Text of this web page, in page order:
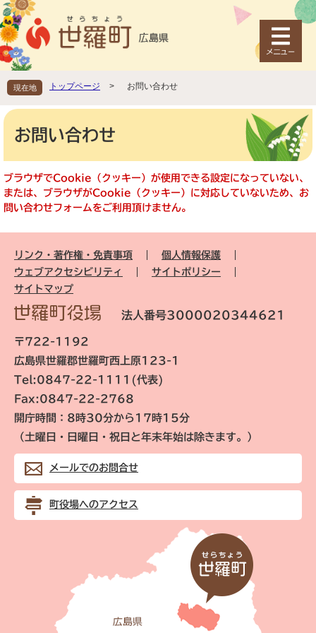
ペ
ー
ジ
の
頭
で
す
メ
ニ
ュ
ー
飛
ば
し
現在地 トップページ > お問い合わせ
本
お問い合わせ
ブラウザでCookie（クッキー）が使用できる設定になっていない、
または、ブラウザがCookie（クッキー）に対応していないため、お
問い合わせフォームをご利用頂けません。
リンク・著作権・免責事項
個人情報保護
ウェブアクセシビリティ
サイトポリシー
サイトマップ
法人番号3000020344621
〒722-1192
広島県世羅郡世羅町西上原123-1
Tel:0847-22-1111(代表)
Fax:0847-22-2768
開庁時間：8時30分から17時15分
（土曜日・日曜日・祝日と年末年始は除きます。）
メールでのお問合せ
町役場へのアクセス